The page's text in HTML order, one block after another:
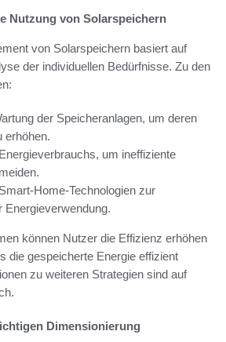
Nutzung von Solarspeichern
von Solarspeichern basiert auf
der individuellen Bedürfnisse. Zu den
der Speicheranlagen, um deren
erhöhen.
um ineffiziente
Home-Technologien zur
Energieverwendung.
können Nutzer die Effizienz erhöhen
die gespeicherte Energie effizient
zu weiteren Strategien sind auf
Dimensionierung